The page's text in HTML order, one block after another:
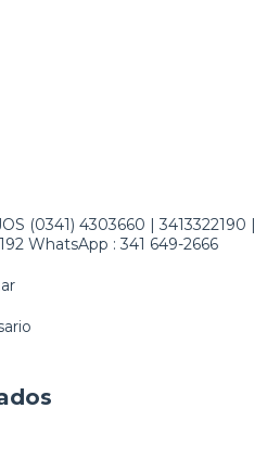
(0341) 4303660 | 3413322190 |
WhatsApp : 341 649-2666